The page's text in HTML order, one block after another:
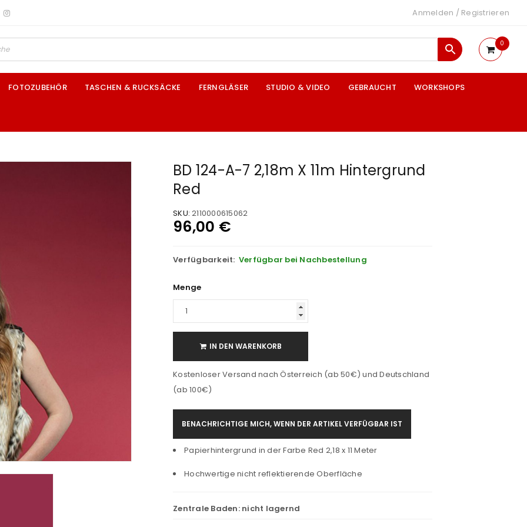
Anmelden / Registrieren
0
FOTOZUBEHÖR TASCHEN & RUCKSÄCKE FERNGLÄSER STUDIO & VIDEO GEBRAUCHT WORKSHOPS
BD 124-A-7 2,18m X 11m Hintergrund
Red
SKU: 2110000615062
96,00 €
Verfügbarkeit: Verfügbar bei Nachbestellung
Menge
IN DEN WARENKORB
Kostenloser Versand nach Österreich (ab 50€) und Deutschland
(ab 100€)
BENACHRICHTIGE MICH, WENN DER ARTIKEL VERFÜGBAR IST
Papierhintergrund in der Farbe Red 2,18 x 11 Meter
Hochwertige nicht reflektierende Oberfläche
Zentrale Baden: nicht lagernd